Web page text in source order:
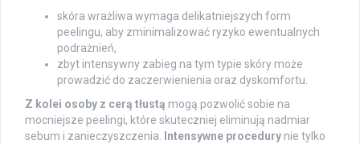
skóra wrażliwa wymaga delikatniejszych form
peelingu, aby zminimalizować ryzyko ewentualnych
podrażnień,
zbyt intensywny zabieg na tym typie skóry może
prowadzić do zaczerwienienia oraz dyskomfortu.
Z kolei osoby z cerą tłustą mogą pozwolić sobie na
mocniejsze peelingi, które skuteczniej eliminują nadmiar
sebum i zanieczyszczenia.
Intensywne procedury nie tylko